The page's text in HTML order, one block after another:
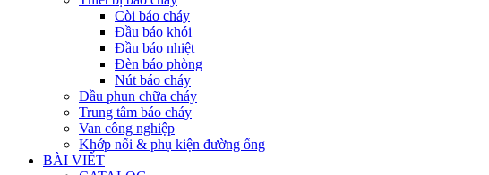
Còi báo cháy
Đầu báo khói
Đầu báo nhiệt
Đèn báo phòng
Nút báo cháy
Đầu phun chữa cháy
Trung tâm báo cháy
Van công nghiệp
Khớp nối & phụ kiện đường ống
BÀI VIẾT